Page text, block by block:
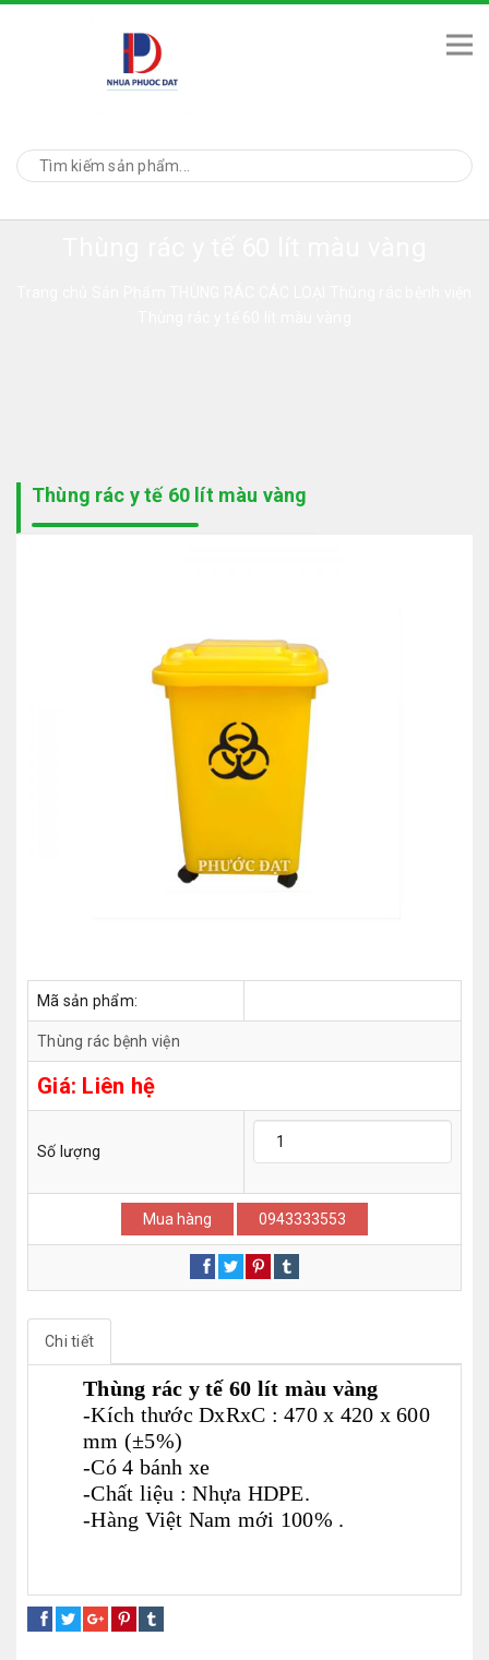
Thùng rác y tế 60 lít màu vàng
Mã sản phẩm:
Thùng rác bệnh viện
Giá: Liên hệ
Số lượng
Mua hàng 0943333553
Chi tiết
Thùng rác y tế 60 lít màu vàng
-Kích thước DxRxC : 470 x 420 x 600
mm (±5%)
-Có 4 bánh xe
-Chất liệu : Nhựa HDPE.
-Hàng Việt Nam mới 100% .